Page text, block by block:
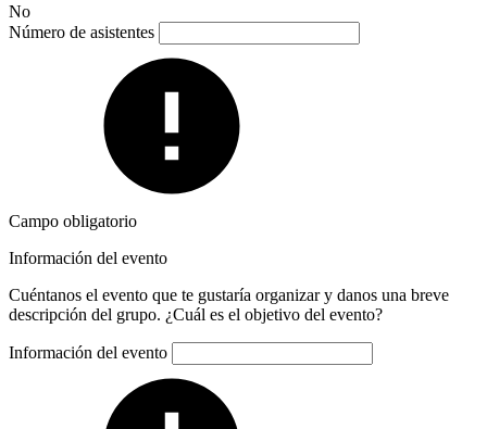
No
Número de asistentes
Campo obligatorio
Información del evento
Cuéntanos el evento que te gustaría organizar y danos una breve
descripción del grupo. ¿Cuál es el objetivo del evento?
Información del evento